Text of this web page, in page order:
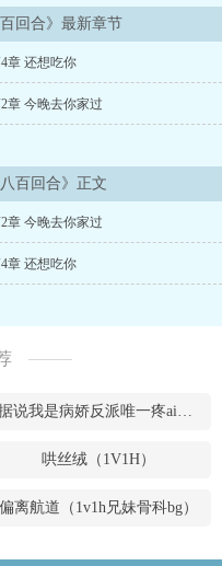
开启了没羞没臊的生活……...
回合》最新章节
章 还想吃你
章 今晚去你家过
百回合》正文
章 今晚去你家过
章 还想吃你
据说我是病娇反派唯一疼ai的妹妹（兄妹骨）
哄丝绒（1V1H）
偏离航道（1v1h兄妹骨科bg）